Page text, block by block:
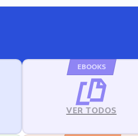
EBOOKS
VER TODOS